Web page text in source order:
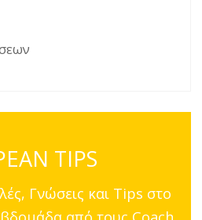
TIPS
Γνώσεις και Tips στο